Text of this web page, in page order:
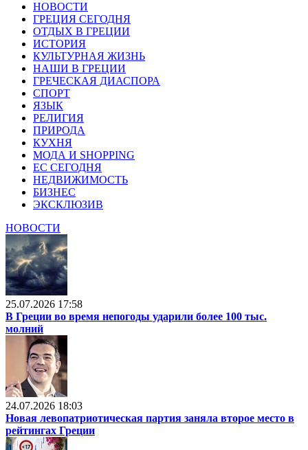
НОВОСТИ
ГРЕЦИЯ СЕГОДНЯ
ОТДЫХ В ГРЕЦИИ
ИСТОРИЯ
КУЛЬТУРНАЯ ЖИЗНЬ
НАШИ В ГРЕЦИИ
ГРЕЧЕСКАЯ ДИАСПОРА
СПОРТ
ЯЗЫК
РЕЛИГИЯ
ПРИРОДА
КУХНЯ
МОДА И SHOPPING
ЕС СЕГОДНЯ
НЕДВИЖИМОСТЬ
БИЗНЕС
ЭКСКЛЮЗИВ
НОВОСТИ
25.07.2026 17:58
В Греции во время непогоды ударили более 100 тыс.
молний
24.07.2026 18:03
Новая левопатриотическая партия заняла второе место в
рейтингах Греции